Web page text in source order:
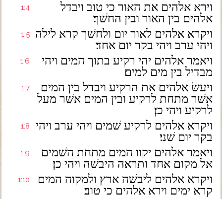
1:4
וירא אלהים את האור כי טוב ויבדל
אלהים בין האור ובין החשׁך׃
1:5
ויקרא אלהים לאור יום ולחשׁך קרא לילה
ויהי ערב ויהי בקר יום אחד׃
1:6
ויאמר אלהים יהי רקיע בתוך המים ויהי
מבדיל בין מים למים׃
1:7
ויעשׂ אלהים את הרקיע ויבדל בין המים
אשׁר מתחת לרקיע ובין המים אשׁר מעל
לרקיע ויהי כן׃
1:8
ויקרא אלהים לרקיע שׁמים ויהי ערב ויהי
בקר יום שׁני׃
1:9
ויאמר אלהים יקוו המים מתחת השׁמים
אל מקום אחד ותראה היבשׁה ויהי כן׃
1:10
ויקרא אלהים ליבשׁה ארץ ולמקוה המים
קרא ימים וירא אלהים כי טוב׃